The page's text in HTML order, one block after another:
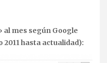
al mes según Google
2011 hasta actualidad):